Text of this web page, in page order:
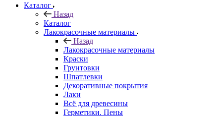
Каталог
Назад
Каталог
Лакокрасочные материалы
Назад
Лакокрасочные материалы
Краски
Грунтовки
Шпатлевки
Декоративные покрытия
Лаки
Всё для древесины
Герметики. Пены